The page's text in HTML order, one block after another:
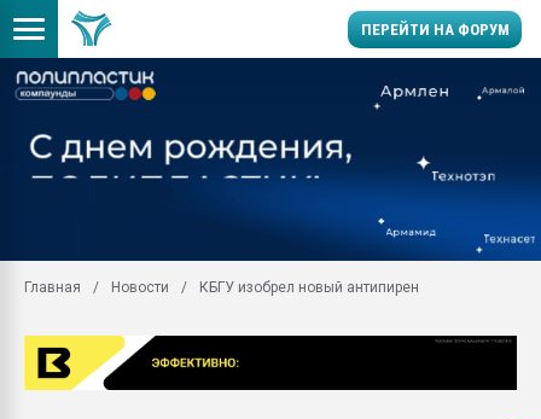
ПЕРЕЙТИ НА ФОРУМ
Вакуум-формовочные
ближайшее
28.07.2026
пластмасс
28.07.2026
Главная Новости КБГУ изобрел новый антипирен